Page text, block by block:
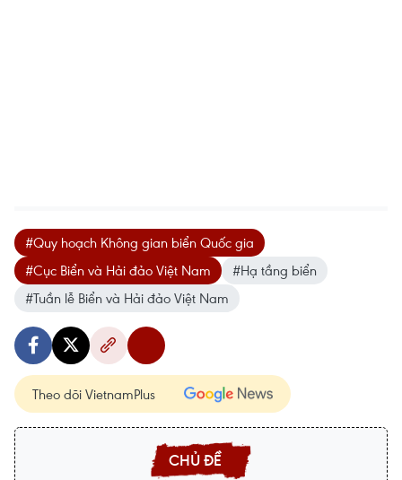
#Quy hoạch Không gian biển Quốc gia
#Cục Biển và Hải đảo Việt Nam
#Hạ tầng biển
#Tuần lễ Biển và Hải đảo Việt Nam
Theo dõi VietnamPlus